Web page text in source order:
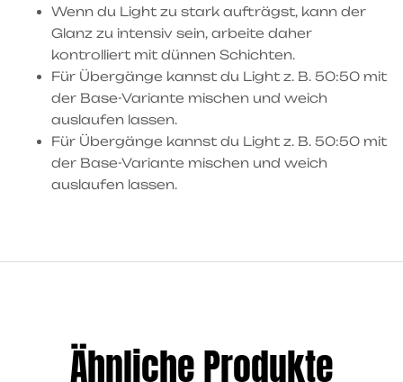
Wenn du Light zu stark aufträgst, kann der
Glanz zu intensiv sein, arbeite daher
kontrolliert mit dünnen Schichten.
Für Übergänge kannst du Light z. B. 50:50 mit
der Base-Variante mischen und weich
auslaufen lassen.
Für Übergänge kannst du Light z. B. 50:50 mit
der Base-Variante mischen und weich
auslaufen lassen.
Ähnliche Produkte